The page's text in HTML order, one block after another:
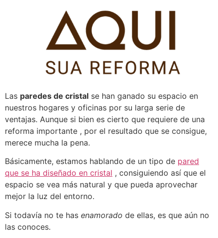
Las paredes de cristal se han ganado su espacio en
nuestros hogares y oficinas por su larga serie de
ventajas. Aunque si bien es cierto que requiere de una
reforma importante , por el resultado que se consigue,
merece mucha la pena.
Básicamente, estamos hablando de un tipo de pared
que se ha diseñado en cristal , consiguiendo así que el
espacio se vea más natural y que pueda aprovechar
mejor la luz del entorno.
Si todavía no te has enamorado de ellas, es que aún no
las conoces.